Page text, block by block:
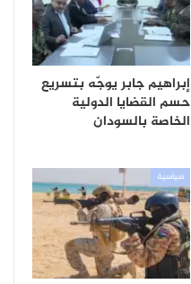
إبراهيم جابر يوجّه بتسريع
حسم القضايا الدولية
الخاصة بالسودان
سياسية